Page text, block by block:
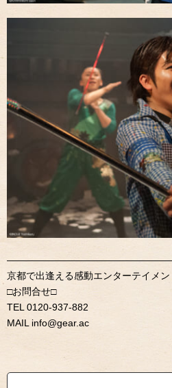
京都で出逢える感動エンターテイメン
□お問合せ□
TEL 0120-937-882
MAIL info@gear.ac